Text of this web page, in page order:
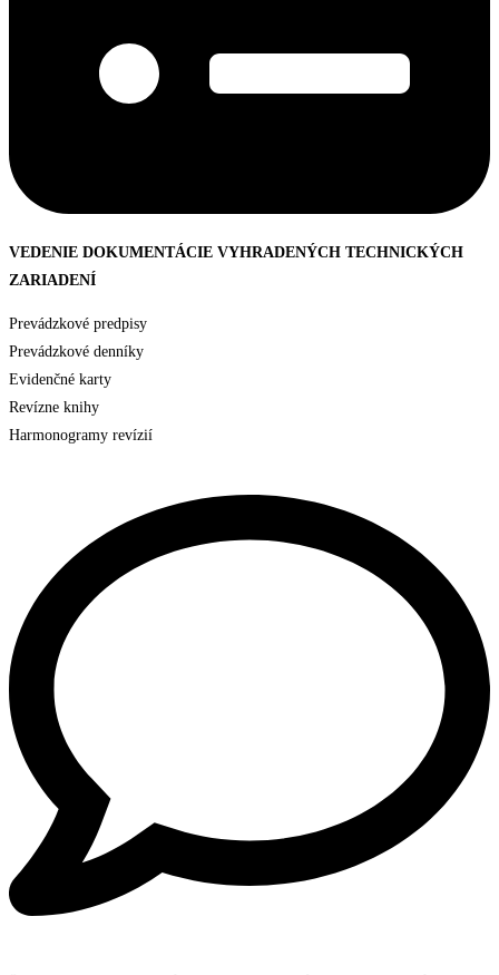
VEDENIE DOKUMENTÁCIE VYHRADENÝCH TECHNICKÝCH
ZARIADENÍ
Prevádzkové predpisy
Prevádzkové denníky
Evidenčné karty
Revízne knihy
Harmonogramy revízií